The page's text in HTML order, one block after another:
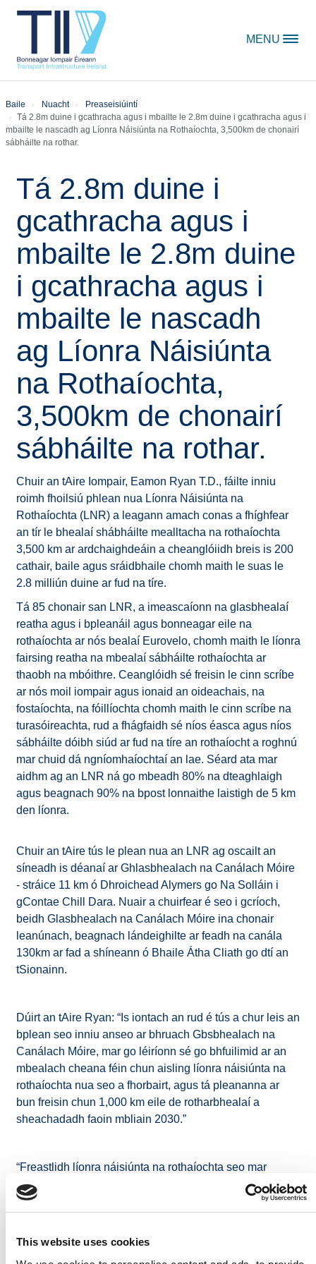
This website uses cookies
MENU
Baile Nuacht
Preaseisiúintí
Tá 2.8m duine i gcathracha agus i mbailte le 2.8m duine i gcathracha agus i
mbailte le nascadh ag Líonra Náisiúnta na Rothaíochta, 3,500km de chonairí
sábháilte na rothar.
Tá 2.8m duine i
gcathracha agus i
mbailte le 2.8m duine
i gcathracha agus i
mbailte le nascadh
ag Líonra Náisiúnta
na Rothaíochta,
3,500km de chonairí
sábháilte na rothar.
Chuir an tAire Iompair, Eamon Ryan T.D., fáilte inniu
roimh fhoilsiú phlean nua Líonra Náisiúnta na
Rothaíochta (LNR) a leagann amach conas a fhíghfear
an tír le bhealaí shábháilte mealltacha na rothaíochta
3,500 km ar ardchaighdeáin a cheanglóiidh breis is 200
cathair, baile agus sráidbhaile chomh maith le suas le
2.8 milliún duine ar fud na tíre.
Tá 85 chonair san LNR, a imeascaíonn na glasbhealaí
reatha agus i bpleanáil agus bonneagar eile na
rothaíochta ar nós bealaí Eurovelo, chomh maith le líonra
fairsing reatha na mbealaí sábháilte rothaíochta ar
thaobh na mbóithre. Ceanglóidh sé freisin le cinn scríbe
ar nós moil iompair agus ionaid an oideachais, na
fostaíochta, na fóillíochta chomh maith le cinn scríbe na
turasóireachta, rud a fhágfaidh sé níos éasca agus níos
sábháilte dóibh siúd ar fud na tíre an rothaíocht a roghnú
mar chuid dá ngníomhaíochtaí an lae. Séard ata mar
aidhm ag an LNR ná go mbeadh 80% na dteaghlaigh
agus beagnach 90% na bpost lonnaithe laistigh de 5 km
den líonra.
Chuir an tAire tús le plean nua an LNR ag oscailt an
síneadh is déanaí ar Ghlasbhealach na Canálach Móire
- stráice 11 km ó Dhroichead Alymers go Na Solláin i
gContae Chill Dara. Nuair a chuirfear é seo i gcríoch,
beidh Glasbhealach na Canálach Móire ina chonair
leanúnach, beagnach lándeighilte ar feadh na canála
130km ar fad a shíneann ó Bhaile Átha Cliath go dtí an
tSionainn.
Dúirt an tAire Ryan: “Is iontach an rud é tús a chur leis an
bplean seo inniu anseo ar bhruach Gbsbhealach na
Canálach Móire, mar go léiríonn sé go bhfuilimid ar an
mbealach cheana féin chun aisling líonra náisiúnta na
rothaíochta nua seo a fhorbairt, agus tá pleananna ar
bun freisin chun 1,000 km eile de rotharbhealaí a
sheachadadh faoin mbliain 2030.”
“Freastlidh líonra náisiúnta na rothaíochta seo mar
chreat, ag nascadh bailte, cathracha agus cinn scríbe ar
fud na tíre le bonneagar leithscartha sábháilte na